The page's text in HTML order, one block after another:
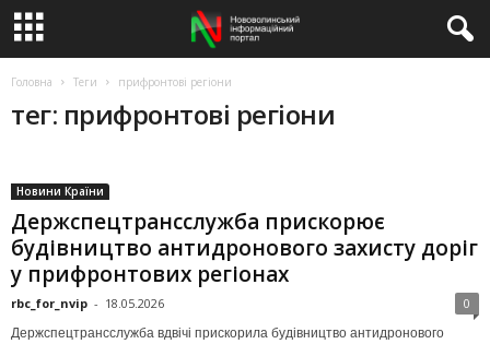
Головна Теги прифронтові регіони
тег: прифронтові регіони
Новини Країни
Держспецтрансслужба прискорює
будівництво антидронового захисту доріг
у прифронтових регіонах
rbc_for_nvip - 18.05.2026 0
Держспецтрансслужба вдвічі прискорила будівництво антидронового